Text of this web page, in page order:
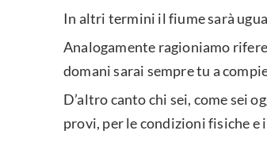
In altri termini il fiume sarà
Analogamente ragioniamo
domani sarai sempre tu a
D’altro canto chi sei, come sei
provi, per le condizioni fisiche e